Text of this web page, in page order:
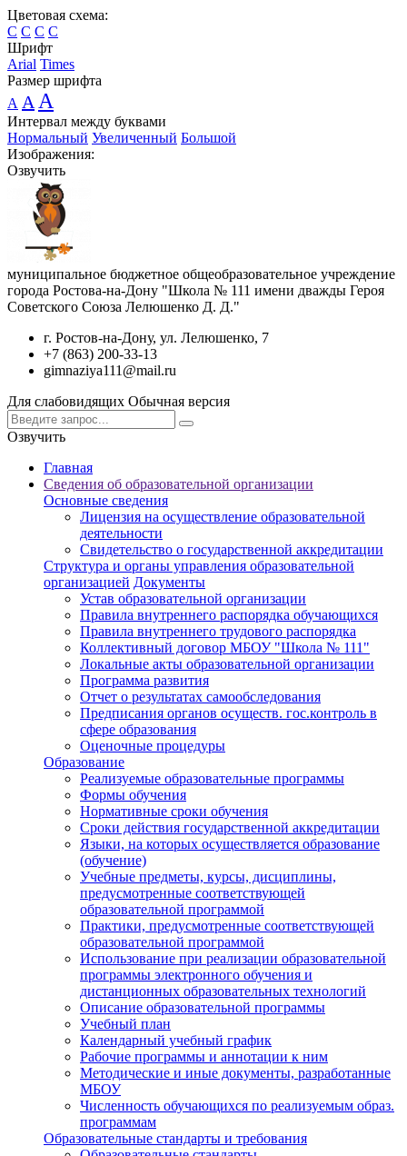
Цветовая схема:
C C C C
Шрифт
Arial Times
Размер шрифта
A A A
Интервал между буквами
Нормальный Увеличенный Большой
Изображения:
Озвучить
муниципальное бюджетное общеобразовательное учреждение
города Ростова-на-Дону "Школа № 111 имени дважды Героя
Советского Союза Лелюшенко Д. Д."
г. Ростов-на-Дону, ул. Лелюшенко, 7
+7 (863) 200-33-13
gimnaziya111@mail.ru
Для слабовидящих Обычная версия
Озвучить
Главная
Сведения об образовательной организации
Основные сведения
Лицензия на осуществление образовательной
деятельности
Свидетельство о государственной аккредитации
Структура и органы управления образовательной
организацией Документы
Устав образовательной организации
Правила внутреннего распорядка обучающихся
Правила внутреннего трудового распорядка
Коллективный договор МБОУ "Школа № 111"
Локальные акты образовательной организации
Программа развития
Отчет о результатах самообследования
Предписания органов осуществ. гос.контроль в
сфере образования
Оценочные процедуры
Образование
Реализуемые образовательные программы
Формы обучения
Нормативные сроки обучения
Сроки действия государственной аккредитации
Языки, на которых осуществляется образование
(обучение)
Учебные предметы, курсы, дисциплины,
предусмотренные соответствующей
образовательной программой
Практики, предусмотренные соответствующей
образовательной программой
Использование при реализации образовательной
программы электронного обучения и
дистанционных образовательных технологий
Описание образовательной программы
Учебный план
Календарный учебный график
Рабочие программы и аннотации к ним
Методические и иные документы, разработанные
МБОУ
Численность обучающихся по реализуемым образ.
программам
Образовательные стандарты и требования